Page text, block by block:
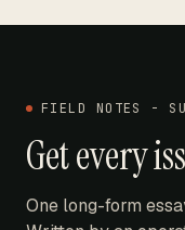
FIELD NOTES -
Get every
One long-form